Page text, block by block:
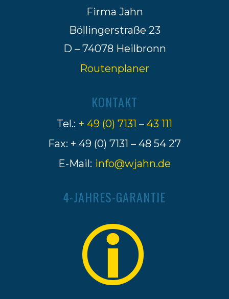
Firma Jahn
Böllingerstraße 23
D – 74078 Heilbronn
Routenplaner
KONTAKT
Tel.: + 49 (0) 7131 – 43 111
Fax: + 49 (0) 7131 – 48 54 27
E-Mail: info@wjahn.de
4-JAHRES-GARANTIE